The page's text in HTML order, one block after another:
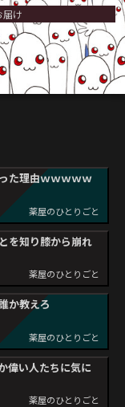
届け
た理由ｗｗｗｗｗ
薬屋のひとりごと
を知り膝から崩れ
薬屋のひとりごと
か教えろ
薬屋のひとりごと
偉い人たちに気に
薬屋のひとりごと